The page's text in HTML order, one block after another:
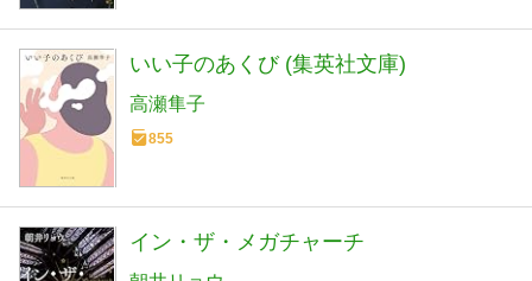
いい子のあくび (集英社文庫)
高瀬隼子
855
イン・ザ・メガチャーチ